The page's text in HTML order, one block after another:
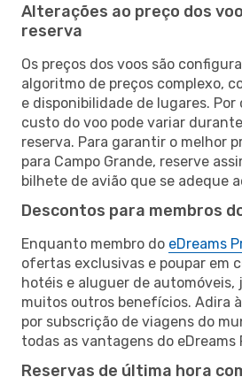
Alterações ao preço dos
reserva
Os preços dos voos são
algoritmo de preços complexo,
e disponibilidade de lugares.
custo do voo pode variar
reserva. Para garantir o melhor
para Campo Grande, reserve
bilhete de avião que se adeque
Descontos para membros
Enquanto membro do eDreams
ofertas exclusivas e poupar em
hotéis e aluguer de
muitos outros benefícios. Adira
por subscrição de viagens do
todas as vantagens do eDreams
Reservas de última hora